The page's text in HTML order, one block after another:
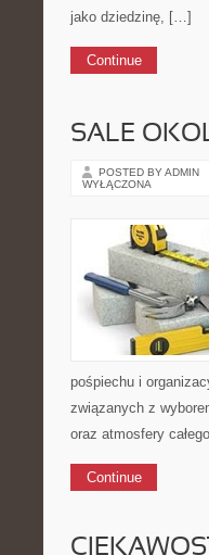
jako dziedzinę, […]
Continue
SALE
POSTED BY ADMIN
WYŁĄCZONA
pośpiechu i
związanych z
oraz atmosfery
Continue